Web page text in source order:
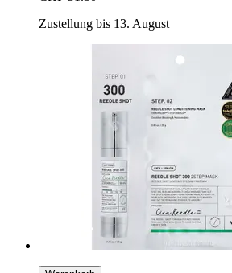
Zustellung bis 13. August